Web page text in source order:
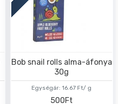
Egységár: 16.67 Ft/ g
Bob snail rolls alma-áfonya
30g
500Ft